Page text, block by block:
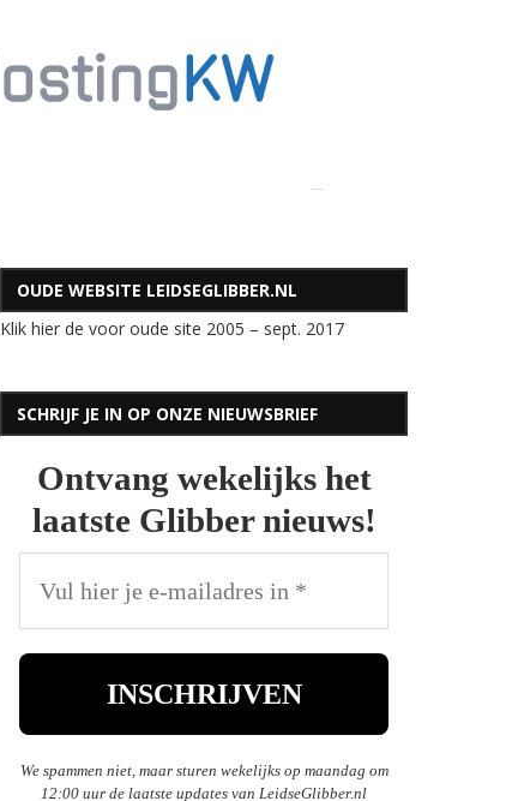
OUDE WEBSITE LEIDSEGLIBBER.NL
Klik hier de voor oude site 2005 – sept. 2017
SCHRIJF JE IN OP ONZE NIEUWSBRIEF
Ontvang wekelijks het
laatste Glibber nieuws!
We spammen niet, maar sturen wekelijks op maandag om
12:00 uur de laatste updates van LeidseGlibber.nl